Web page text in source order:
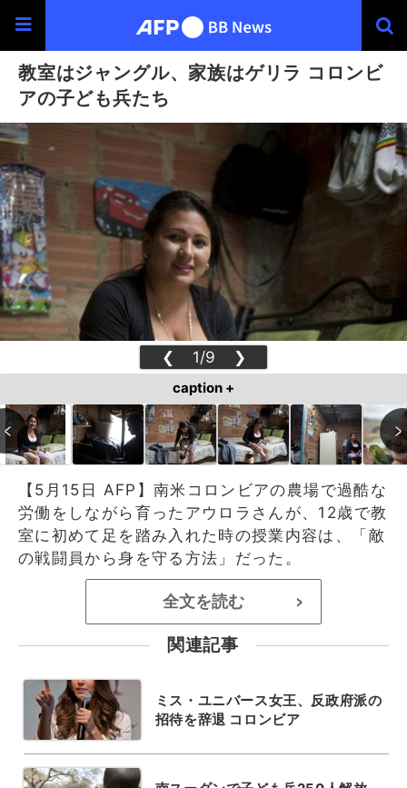
教室はジャングル、家族はゲリラ コロンビ
アの子ども兵たち
❮ 1/9 ❯
caption +
【5月15日 AFP】南米コロンビアの農場で過酷な
労働をしながら育ったアウロラさんが、12歳で教
室に初めて足を踏み入れた時の授業内容は、「敵
の戦闘員から身を守る方法」だった。
全文を読む >
関連記事
ミス・ユニバース女王、反政府派の
招待を辞退 コロンビア